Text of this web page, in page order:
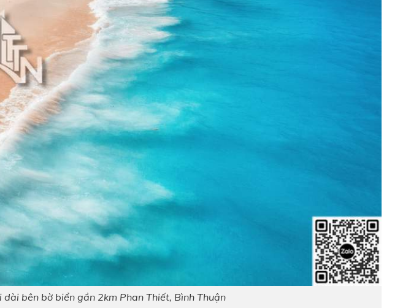
bên bờ biển gần 2km Phan Thiết, Bình Thuận